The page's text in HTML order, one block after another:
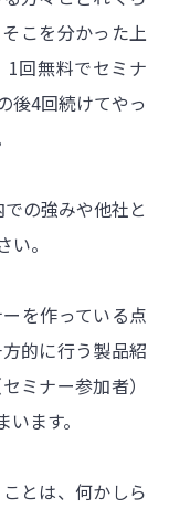
こを分かった上
1回無料でセミナ
後4回続けてやっ
の強みや他社と
。
を作っている点
的に行う製品紹
ミナー参加者）
ます。
とは、何かしら